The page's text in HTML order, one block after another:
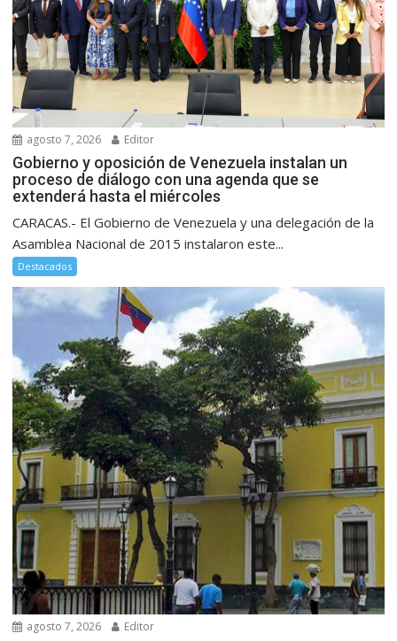
agosto 7, 2026 Editor
Gobierno y oposición de Venezuela instalan un
proceso de diálogo con una agenda que se
extenderá hasta el miércoles
CARACAS.- El Gobierno de Venezuela y una delegación de la
Asamblea Nacional de 2015 instalaron este...
Destacados
agosto 7, 2026 Editor